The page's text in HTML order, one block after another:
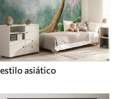
estilo asiático